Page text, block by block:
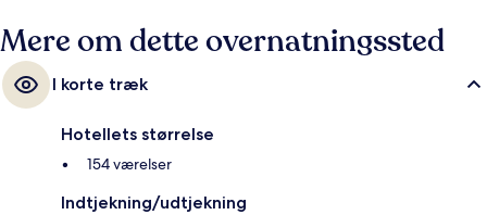
Mere om dette overnatningssted
I korte træk
Hotellets størrelse
154 værelser
Indtjekning/udtjekning